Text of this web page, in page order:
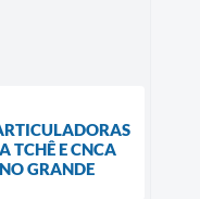
TCHÊ E CNCA
GRANDE